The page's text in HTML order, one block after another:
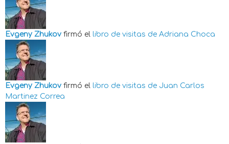
Evgeny Zhukov firmó el libro de visitas de Adriana Choca
Evgeny Zhukov firmó el libro de visitas de Juan Carlos
Martinez Correa